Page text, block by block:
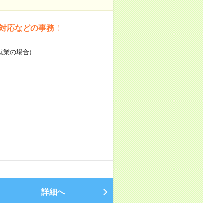
応などの事務！
の場合）
詳細へ